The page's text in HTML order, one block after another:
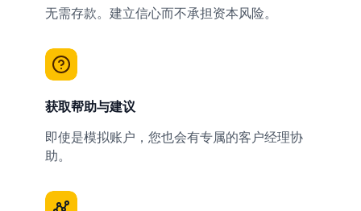
无需存款。建立信心而不承担资本风险。
获取帮助与建议
即使是模拟账户，您也会有专属的客户经理协
助。